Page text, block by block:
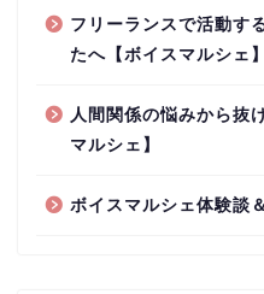
フリーランスで活動す
たへ【ボイスマルシェ】
人間関係の悩みから抜
マルシェ】
ボイスマルシェ体験談